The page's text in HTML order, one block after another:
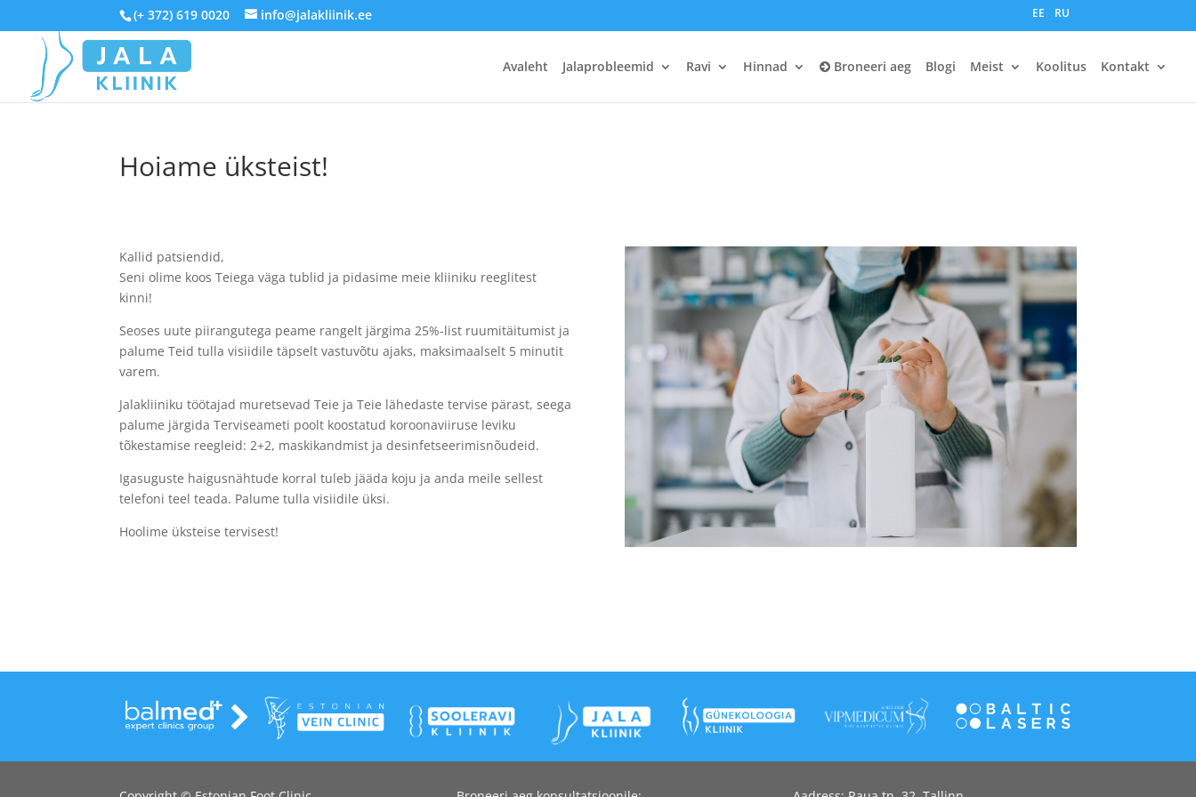
(+ 372) 619 0020 info@jalakliinik.ee EE RU
Avaleht Jalaprobleemid Ravi Hinnad Broneeri aeg Blogi Meist Koolitus Kontakt
Hoiame üksteist!
Kallid patsiendid,
Seni olime koos Teiega väga tublid ja pidasime meie kliiniku reeglitest
kinni!
Seoses uute piirangutega peame rangelt järgima 25%-list ruumitäitumist ja
palume Teid tulla visiidile täpselt vastuvõtu ajaks, maksimaalselt 5 minutit
varem.
Jalakliiniku töötajad muretsevad Teie ja Teie lähedaste tervise pärast, seega
palume järgida Terviseameti poolt koostatud koroonaviiruse leviku
tõkestamise reegleid: 2+2, maskikandmist ja desinfetseerimisnõudeid.
Igasugustе haigusnähtude korral tuleb jääda koju ja anda meile sellest
telefoni teel teada. Palume tulla visiidile üksi.
Hoolime üksteise tervisest!